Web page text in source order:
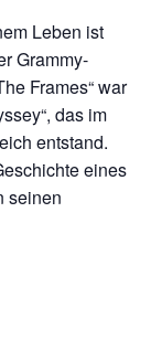
Leben ist
Grammy-
Frames“ war
das im
entstand.
eines
seinen